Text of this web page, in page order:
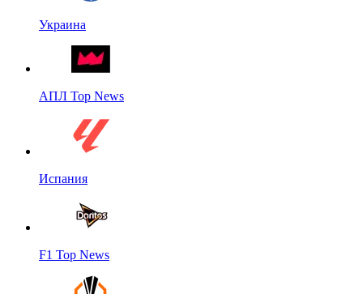
Украина
АПЛ Top News
Испания
F1 Top News